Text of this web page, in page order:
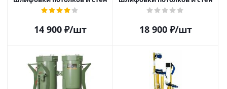
14 900₽/шт 18 900₽/шт